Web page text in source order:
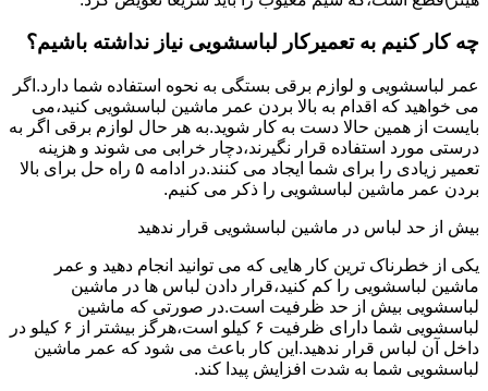
چه کار کنیم به تعمیرکار لباسشویی نیاز نداشته باشیم؟
عمر لباسشویی و لوازم برقی بستگی به نحوه استفاده شما دارد.اگر
می خواهید که اقدام به بالا بردن عمر ماشین لباسشویی کنید،می
بایست از همین حالا دست به کار شوید.به هر حال لوازم برقی اگر به
درستی مورد استفاده قرار نگیرند،دچار خرابی می شوند و هزینه
تعمیر زیادی را برای شما ایجاد می کنند.در ادامه ۵ راه حل برای بالا
بردن عمر ماشین لباسشویی را ذکر می کنیم.
بیش از حد لباس در ماشین لباسشویی قرار ندهید
یکی از خطرناک ترین کار هایی که می توانید انجام دهید و عمر
ماشین لباسشویی را کم کنید،قرار دادن لباس ها در ماشین
لباسشویی بیش از حد ظرفیت است.در صورتی که ماشین
لباسشویی شما دارای ظرفیت ۶ کیلو است،هرگز بیشتر از ۶ کیلو در
داخل آن لباس قرار ندهید.این کار باعث می شود که عمر ماشین
لباسشویی شما به شدت افزایش پیدا کند.